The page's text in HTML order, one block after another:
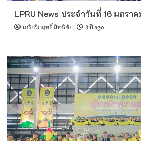
LPRU News ประจำวันที่ 16 มกรา
เกริกริกฤทธิ์ สิทธิชัย 3 ปี ago